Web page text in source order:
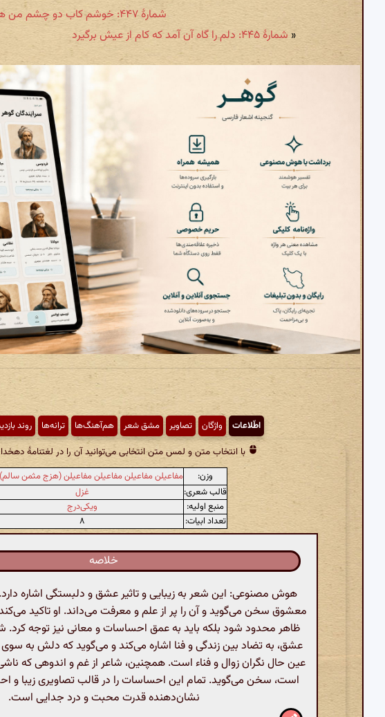
شمارهٔ ۴۴۷: خوشم کاب دو چشم من همه روی زمین گیرد
« شمارهٔ ۴۴۵: دلم را گاه آن آمد که کام از عیش برگیرد
اطّلاعات واژگان تصاویر مشق شعر هم‌آهنگ‌ها ترانه‌ها روند
با انتخاب متن و لمس متن انتخابی می‌توانید آن را در لغتنامهٔ
وزن:
مفاعیلن مفاعیلن مفاعیلن مفاعیلن (هزج مثمن سالم)
قالب شعری:
غزل
منبع اولیه:
ویکی‌درج
تعداد ابیات:
۸
خلاصه
هوش مصنوعی: این شعر به زیبایی و تاثیر عشق و دلبستگی اشاره دارد.
معشوق سخن می‌گوید و آن را پر از علم و معرفت می‌داند. او تاکید می‌کند
ظاهر محدود شود بلکه باید به عمق احساسات و معانی نیز توجه کرد.
عشق، به تضاد بین زندگی و فنا اشاره می‌کند و می‌گوید که دلش به
عین حال نگران زوال و فناء است. همچنین، شاعر از غم و اندوهی که
است، سخن می‌گوید. تمام این احساسات را در قالب تصاویری زیبا و
نشان‌دهنده قدرت محبت و درد جدایی است.